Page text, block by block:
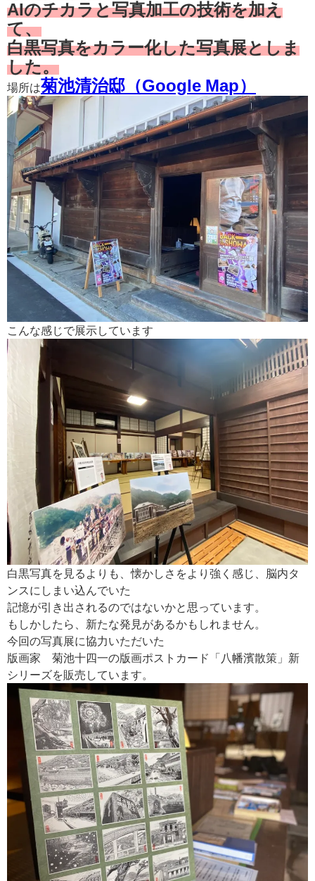
AIのチカラと写真加工の技術を加え
て、
白黒写真をカラー化した写真展としま
した。
場所は菊池清治邸（Google Map）
こんな感じで展示しています
白黒写真を見るよりも、懐かしさをより強く感じ、脳内タ
ンスにしまい込んでいた
記憶が引き出されるのではないかと思っています。
もしかしたら、新たな発見があるかもしれません。
今回の写真展に協力いただいた
版画家 菊池十四一の版画ポストカード「八幡濱散策」新
シリーズを販売しています。